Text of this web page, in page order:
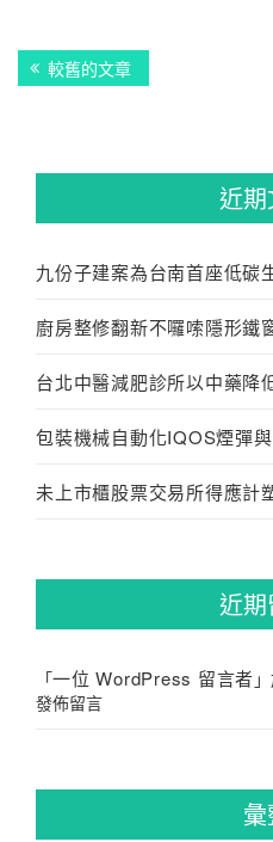
文
章
覽
較舊的文章
近
九份子建案為台南首座低碳
廚房整修翻新不囉嗦隱形鐵
台北中醫減肥診所以中藥降
包裝機械自動化IQOS煙彈
未上市櫃股票交易所得應計
近
「一位 WordPress 留言者
發佈留言